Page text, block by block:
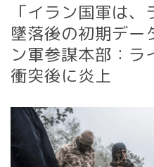
「イラン国軍は
墜落後の初期デー
ン軍参謀本部：ラ
衝突後に炎上